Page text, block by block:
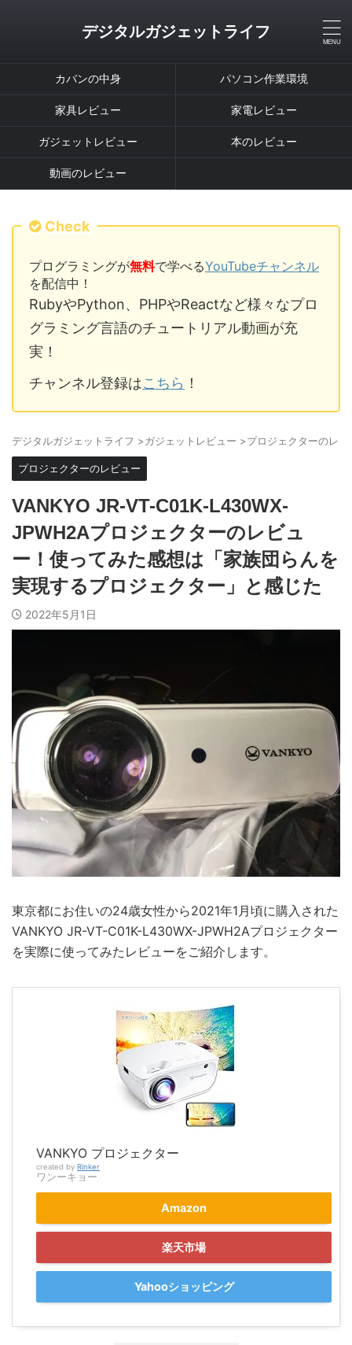
デジタルガジェットライフ
カバンの中身 パソコン作業環境
家具レビュー 家電レビュー
ガジェットレビュー 本のレビュー
動画のレビュー
Check
プログラミングが無料で学べるYouTubeチャンネル
を配信中！
RubyやPython、PHPやReactなど様々なプロ
グラミング言語のチュートリアル動画が充
実！
チャンネル登録はこちら ！
デジタルガジェットライフ >ガジェットレビュー >プロジェクターのレビ
プロジェクターのレビュー
VANKYO JR-VT-C01K-L430WX-
JPWH2Aプロジェクターのレビュ
ー！使ってみた感想は「家族団らんを
実現するプロジェクター」と感じた
2022年5月1日
東京都にお住いの24歳女性から2021年1月頃に購入された
VANKYO JR-VT-C01K-L430WX-JPWH2Aプロジェクター
を実際に使ってみたレビューをご紹介します。
VANKYO プロジェクター
created by Rinker
ワンーキョー
Amazon
楽天市場
Yahooショッピング